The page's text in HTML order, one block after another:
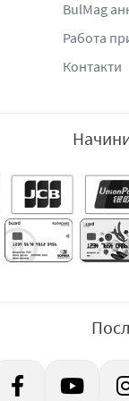
BulMag
Работа
Контакти